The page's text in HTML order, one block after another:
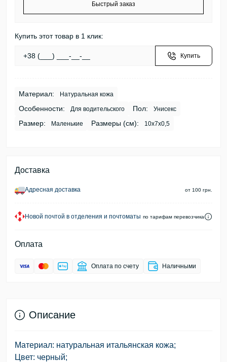
Быстрый заказ
Купить этот товар в 1 клик:
Купить
Материал: Натуральная кожа
Особенности: Для водительского Пол: Унисекс
Размер: Маленькие Размеры (см): 10х7х0,5
Доставка
Адресная доставка от 100 грн.
Новой почтой в отделения и почтоматы по тарифам перевозчика
Оплата
Оплата по счету Наличными
Описание
Материал: натуральная итальянская кожа;
Цвет: черный;